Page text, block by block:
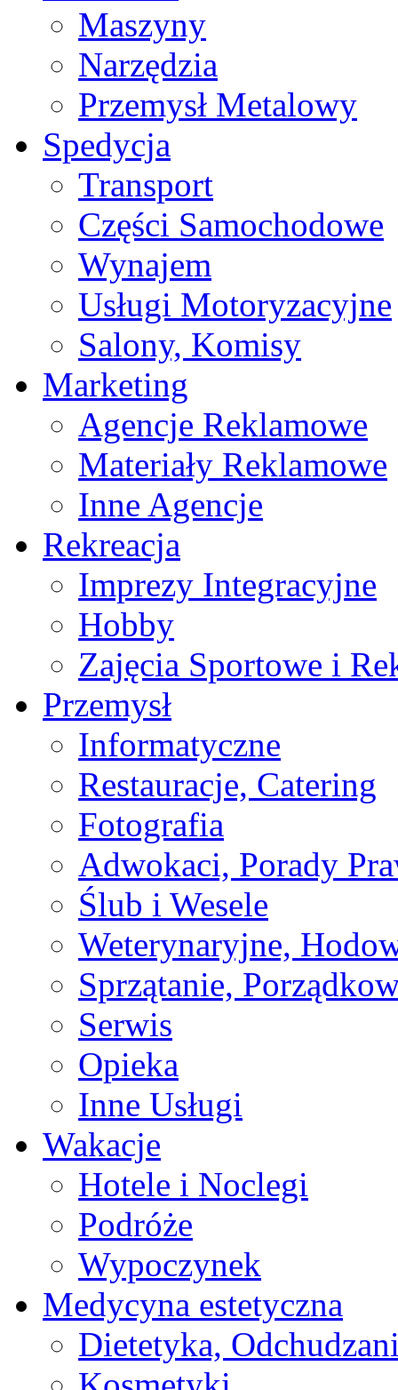
Maszyny
Narzędzia
Przemysł Metalowy
Spedycja
Transport
Części Samochodowe
Wynajem
Usługi Motoryzacyjne
Salony, Komisy
Marketing
Agencje Reklamowe
Materiały Reklamowe
Inne Agencje
Rekreacja
Imprezy Integracyjne
Hobby
Zajęcia Sportowe i
Przemysł
Informatyczne
Restauracje, Catering
Fotografia
Adwokaci, Porady
Ślub i Wesele
Weterynaryjne,
Sprzątanie,
Serwis
Opieka
Inne Usługi
Wakacje
Hotele i Noclegi
Podróże
Wypoczynek
Medycyna estetyczna
Dietetyka,